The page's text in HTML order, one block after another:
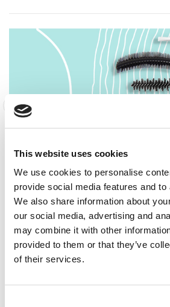
This website uses cookies
We use cookies to personalise
provide social media features and
We also share information about
our social media, advertising and
may combine it with other
provided to them or that they’ve
of their services.
APPLICATORI
Accedi al catalogo
Nella nostra area riservata trovi